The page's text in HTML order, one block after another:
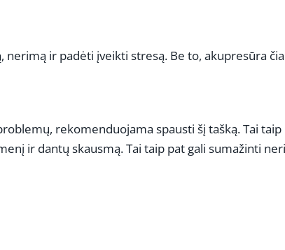
nerimą ir padėti įveikti stresą. Be to, akupresūra
rekomenduojama spausti šį tašką. Tai
ir dantų skausmą. Tai taip pat gali sumažinti